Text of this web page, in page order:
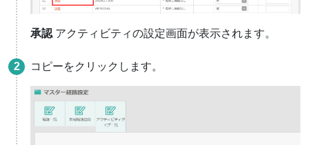
承認 アクティビティの設定画面が表示されます。
コピーをクリックします。